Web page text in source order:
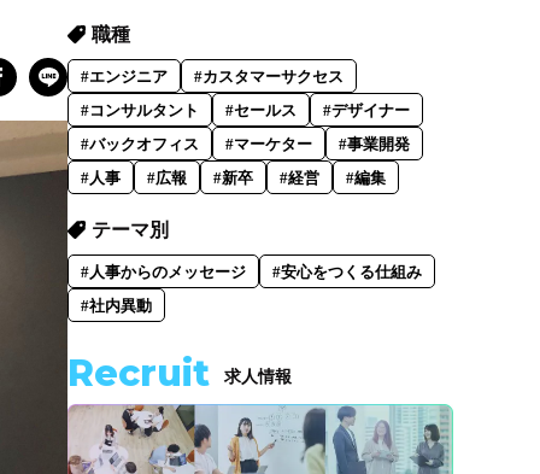
職種
#エンジニア
#カスタマーサクセス
#コンサルタント
#セールス
#デザイナー
#バックオフィス
#マーケター
#事業開発
#人事
#広報 #新卒 #経営 #編集
テーマ別
#人事からのメッセージ
#安心をつくる仕組み
#社内異動
Recruit 求人情報